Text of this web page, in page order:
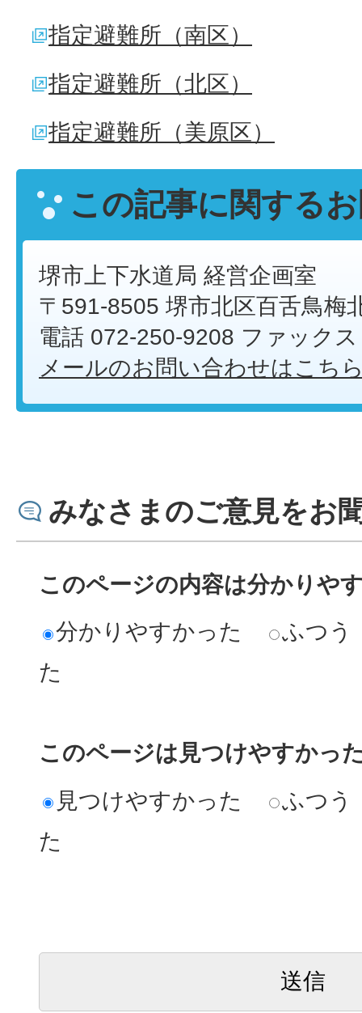
指定避難所（南区）
指定避難所（北区）
指定避難所（美原区）
この記事に関する
堺市上下水道局 経営企画室
〒591-8505 堺市北区百舌鳥梅
電話 072-250-9208 ファック
メールのお問い合わせはこち
みなさまのご意見をお
このページの内容は分かりや
分かりやすかった
ふつう
た
このページは見つけやすかっ
見つけやすかった
ふつう
た